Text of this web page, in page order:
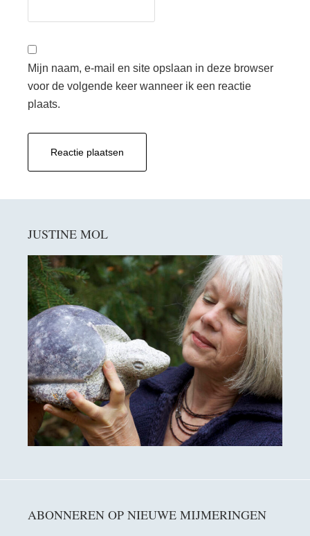
Mijn naam, e-mail en site opslaan in deze browser
voor de volgende keer wanneer ik een reactie
plaats.
Sidebar
JUSTINE MOL
ABONNEREN OP NIEUWE MIJMERINGEN